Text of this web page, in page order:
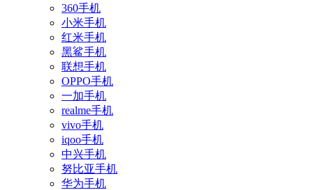
360手机
小米手机
红米手机
黑鲨手机
联想手机
OPPO手机
一加手机
realme手机
vivo手机
iqoo手机
中兴手机
努比亚手机
华为手机